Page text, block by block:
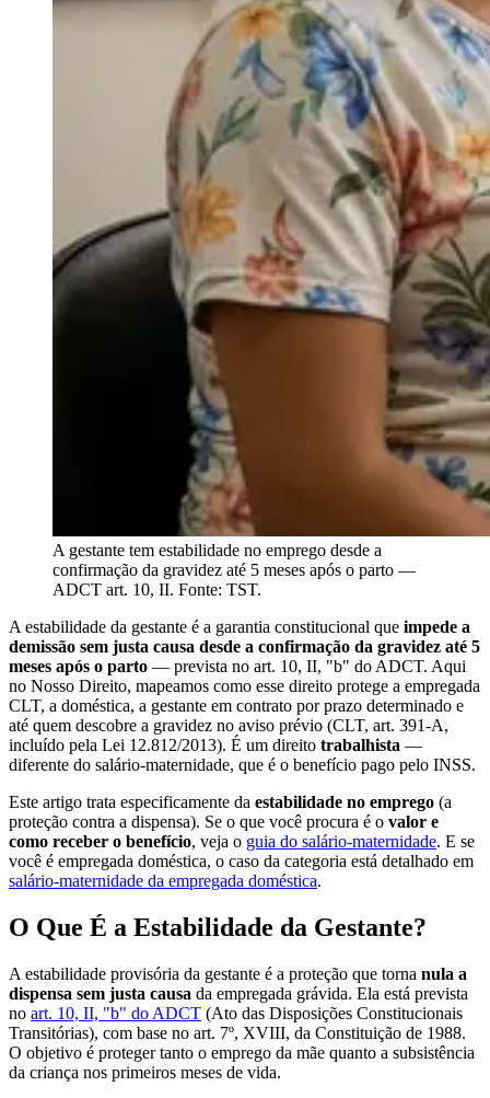
A gestante tem estabilidade no emprego desde a
confirmação da gravidez até 5 meses após o parto —
ADCT art. 10, II. Fonte: TST.
A estabilidade da gestante é a garantia constitucional que impede a
demissão sem justa causa desde a confirmação da gravidez até 5
meses após o parto — prevista no art. 10, II, "b" do ADCT. Aqui
no Nosso Direito, mapeamos como esse direito protege a empregada
CLT, a doméstica, a gestante em contrato por prazo determinado e
até quem descobre a gravidez no aviso prévio (CLT, art. 391-A,
incluído pela Lei 12.812/2013). É um direito trabalhista —
diferente do salário-maternidade, que é o benefício pago pelo INSS.
Este artigo trata especificamente da estabilidade no emprego (a
proteção contra a dispensa). Se o que você procura é o valor e
como receber o benefício, veja o guia do salário-maternidade. E se
você é empregada doméstica, o caso da categoria está detalhado em
salário-maternidade da empregada doméstica.
O Que É a Estabilidade da Gestante?
A estabilidade provisória da gestante é a proteção que torna nula a
dispensa sem justa causa da empregada grávida. Ela está prevista
no art. 10, II, "b" do ADCT (Ato das Disposições Constitucionais
Transitórias), com base no art. 7º, XVIII, da Constituição de 1988.
O objetivo é proteger tanto o emprego da mãe quanto a subsistência
da criança nos primeiros meses de vida.